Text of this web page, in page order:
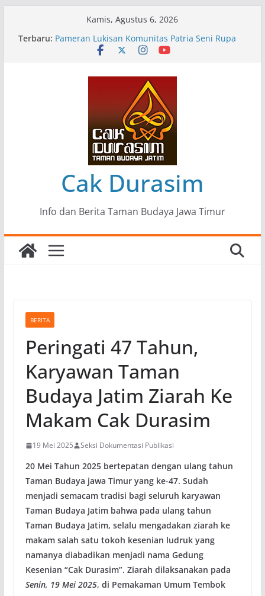
Kamis, Agustus 6, 2026
Terbaru: “Tumbang Tambang”, Ungkapan Kritis Tentang
Derita Pekerja Pertambangan
Mengupas Sunyi dan Luka di Balik “Samaleak”
Menjaga Marwah Seni dan Budaya: Catatan
Kunjungan Kerja Ir. Bambang Haryo Soekartono
(BHS) Anggota DPR RI ke Taman Budaya Jawa
Pameran Tunggal 35 Karya Agus Koecink
Cak Durasim
Info dan Berita Taman Budaya Jawa Timur
BERITA
Peringati 47 Tahun,
Karyawan Taman
Budaya Jatim Ziarah Ke
Makam Cak Durasim
19 Mei 2025 Seksi Dokumentasi Publikasi
20 Mei Tahun 2025 bertepatan dengan ulang tahun
Taman Budaya jawa Timur yang ke-47. Sudah
menjadi semacam tradisi bagi seluruh karyawan
Taman Budaya Jatim bahwa pada ulang tahun
Taman Budaya Jatim, selalu mengadakan ziarah ke
makam salah satu tokoh kesenian ludruk yang
namanya diabadikan menjadi nama Gedung
Kesenian “Cak Durasim”. Ziarah dilaksanakan pada
Senin, 19 Mei 2025, di Pemakaman Umum Tembok